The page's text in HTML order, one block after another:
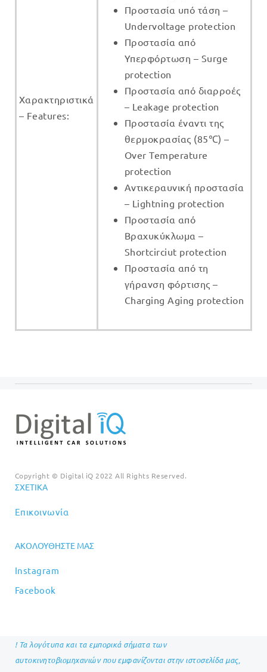
Χαρακτηριστικά
– Features:
Προστασία υπό τάση –
Undervoltage protection
Προστασία από
Υπερφόρτωση – Surge
protection
Προστασία από διαρροές
– Leakage protection
Προστασία έναντι της
θερμοκρασίας (85℃) –
Over Temperature
protection
Αντικεραυνική προστασία
– Lightning protection
Προστασία από
Βραχυκύκλωμα –
Shortcirciut protection
Προστασία από τη
γήρανση φόρτισης –
Charging Aging protection
Copyright © Digital iQ 2022 All Rights Reserved.
ΣΧΕΤΙΚΆ
Επικοινωνία
ΑΚΟΛΟΥΘΉΣΤΕ ΜΑΣ
Instagram
Facebook
! Τα λογότυπα και τα εμπορικά σήματα των
αυτοκινητοβιομηχανιών που εμφανίζονται στην ιστοσελίδα μας,